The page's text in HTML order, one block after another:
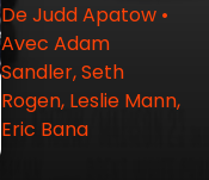
De Judd Apatow •
Avec Adam
Sandler, Seth
Rogen, Leslie Mann,
Eric Bana